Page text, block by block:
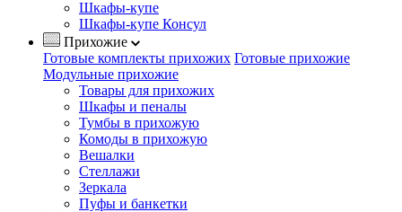
Шкафы-купе
Шкафы-купе Консул
Прихожие
Готовые комплекты прихожих Готовые прихожие
Модульные прихожие
Товары для прихожих
Шкафы и пеналы
Тумбы в прихожую
Комоды в прихожую
Вешалки
Стеллажи
Зеркала
Пуфы и банкетки